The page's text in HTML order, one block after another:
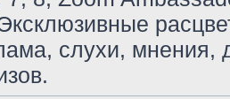
слухи, мнения,